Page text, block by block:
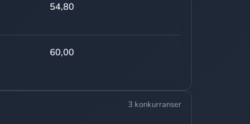
54,80
60,00
3 konkurranser